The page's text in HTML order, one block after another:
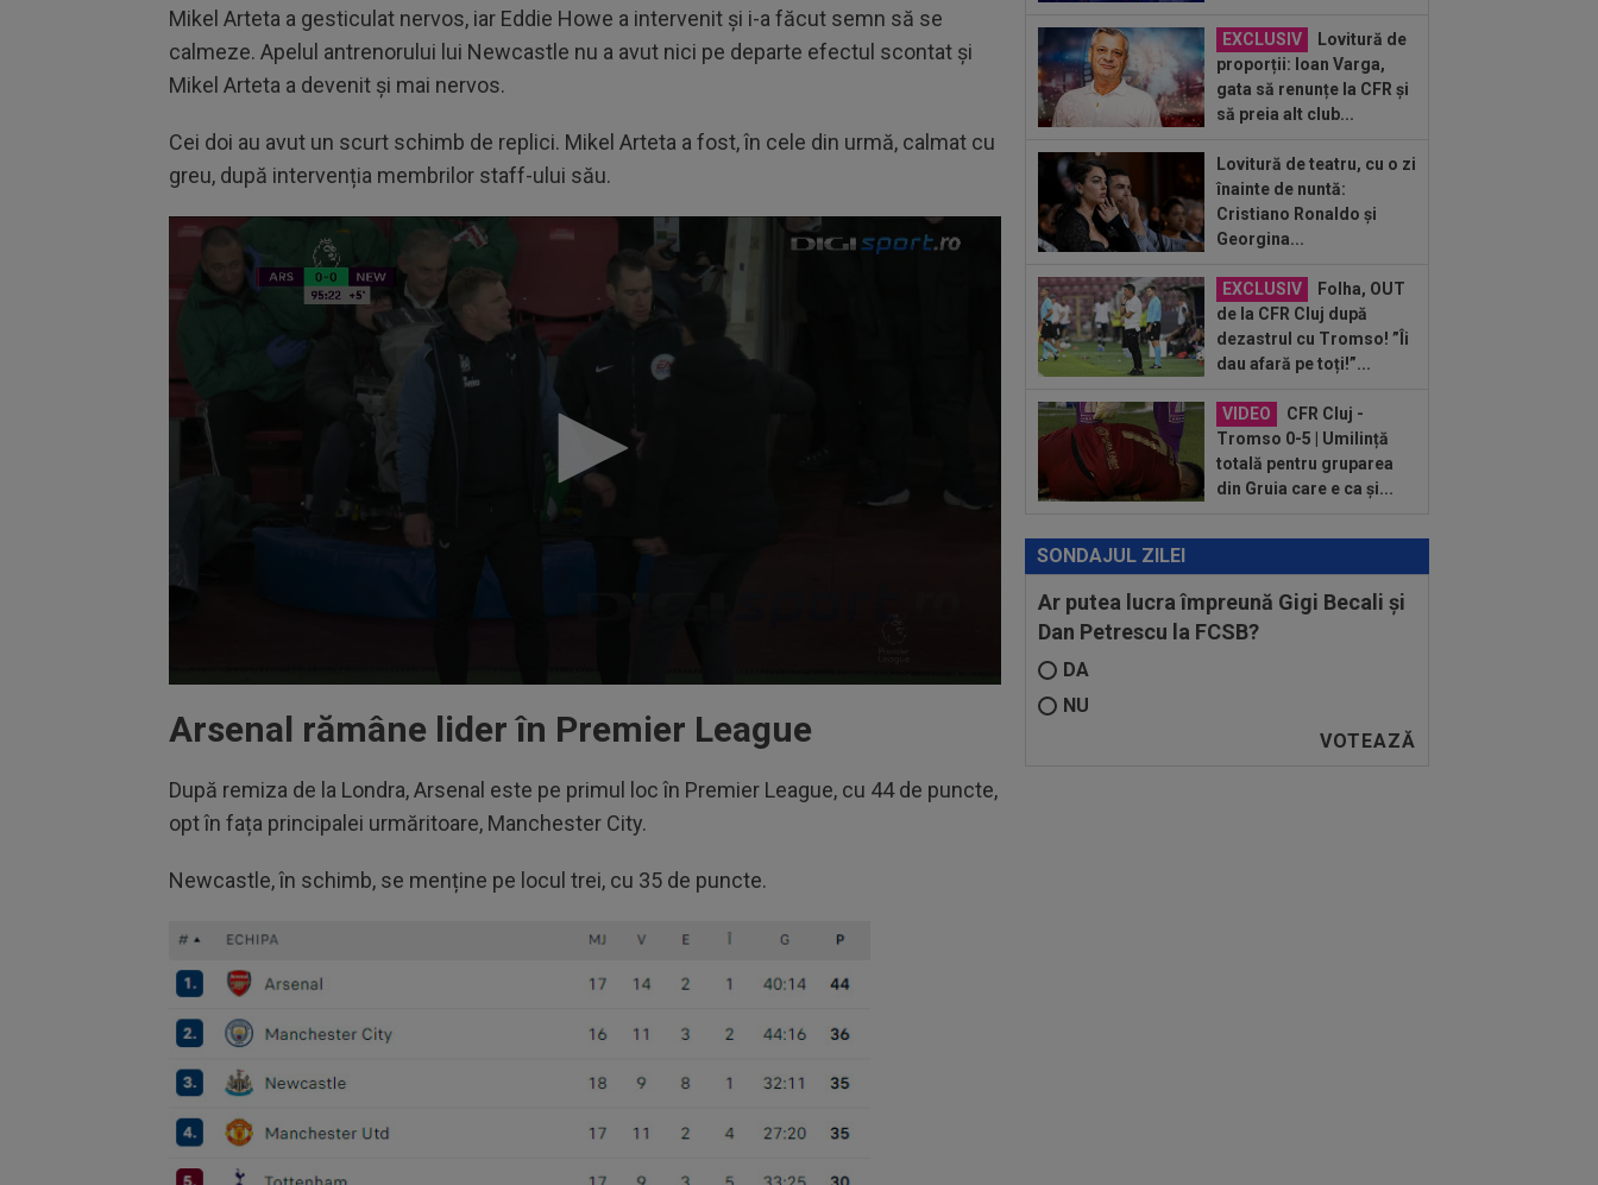
Mikel Arteta a gesticulat nervos, iar Eddie Howe a intervenit și i-a făcut semn să se
calmeze. Apelul antrenorului lui Newcastle nu a avut nici pe departe efectul scontat și
Mikel Arteta a devenit și mai nervos.
Cei doi au avut un scurt schimb de replici. Mikel Arteta a fost, în cele din urmă, calmat cu
greu, după intervenția membrilor staff-ului său.
Arsenal rămâne lider în Premier League
După remiza de la Londra, Arsenal este pe primul loc în Premier League, cu 44 de puncte,
opt în fața principalei urmăritoare, Manchester City.
Newcastle, în schimb, se menține pe locul trei, cu 35 de puncte.
Barcelona, după doar un singur sezon
20:32
A simțit că ”MM Stoica vrea să-l
păcălească” și acum e în fața unui
20:02
VIDEO
Unirea Slobozia - Gloria
Bistrița 0-3 | Scorul final a fost stabilit de
o...
19:58
UTA - Rapid, LIVE VIDEO, ora
Se...
19:56
Cristi Chivu a spus-o fără rețineri:
”Bătăi de cap”
EXCLUSIV
Lovitură de
proporții: Ioan Varga,
gata să renunțe la CFR și
să preia alt club...
Lovitură de teatru, cu o zi
înainte de nuntă:
Cristiano Ronaldo și
Georgina...
EXCLUSIV
Folha, OUT
de la CFR Cluj după
dezastrul cu Tromso! ”Îi
dau afară pe toți!”...
VIDEO
CFR Cluj -
Tromso 0-5 | Umilință
totală pentru gruparea
din Gruia care e ca și...
SONDAJUL ZILEI
Ar putea lucra împreună Gigi Becali și
Dan Petrescu la FCSB?
DA
NU